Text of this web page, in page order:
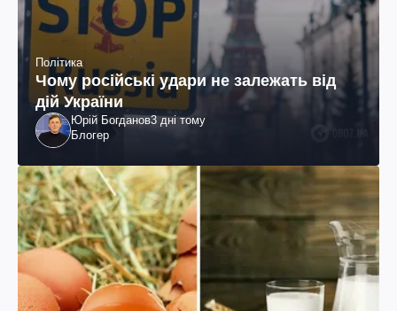
Політика
Чому російські удари не залежать від
дій України
Юрій Богданов3 дні тому
Блогер